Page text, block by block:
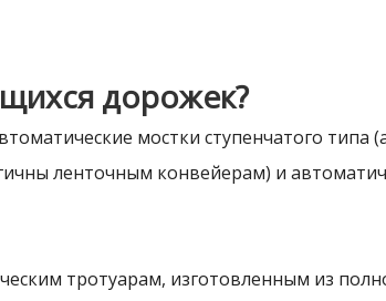
дорожек?
мостки ступенчатого типа
ленточным конвейерам) и
тротуарам, изготовленным из